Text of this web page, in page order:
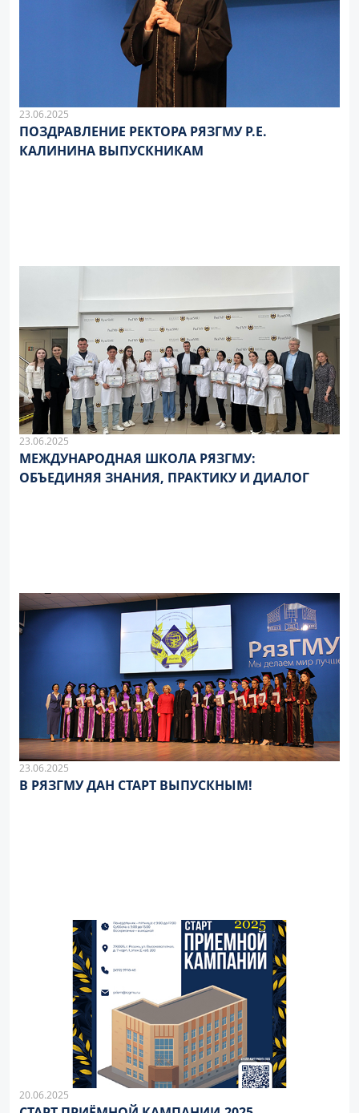
23.06.2025
ПОЗДРАВЛЕНИЕ РЕКТОРА РЯЗГМУ Р.Е.
КАЛИНИНА ВЫПУСКНИКАМ
23.06.2025
МЕЖДУНАРОДНАЯ ШКОЛА РЯЗГМУ:
ОБЪЕДИНЯЯ ЗНАНИЯ, ПРАКТИКУ И ДИАЛОГ
23.06.2025
В РЯЗГМУ ДАН СТАРТ ВЫПУСКНЫМ!
20.06.2025